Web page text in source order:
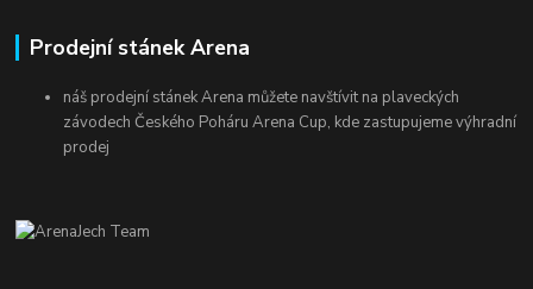
Prodejní stánek Arena
náš prodejní stánek Arena můžete navštívit na plaveckých
závodech Českého Poháru Arena Cup, kde zastupujeme výhradní
prodej